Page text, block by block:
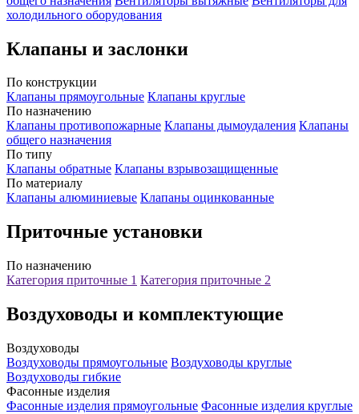
холодильного оборудования
Клапаны и заслонки
По конструкции
Клапаны прямоугольные Клапаны круглые
По назначению
Клапаны противопожарные Клапаны дымоудаления Клапаны
общего назначения
По типу
Клапаны обратные Клапаны взрывозащищенные
По материалу
Клапаны алюминиевые Клапаны оцинкованные
Приточные установки
По назначению
Категория приточные 1 Категория приточные 2
Воздуховоды и комплектующие
Воздуховоды
Воздуховоды прямоугольные Воздуховоды круглые
Воздуховоды гибкие
Фасонные изделия
Фасонные изделия прямоугольные Фасонные изделия круглые